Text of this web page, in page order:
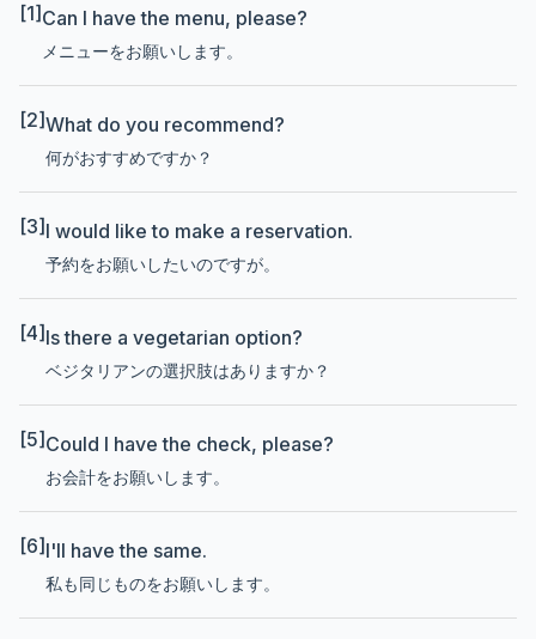
[1] Can I have the menu, please?
メニューをお願いします。
[2]What do you recommend?
何がおすすめですか？
[3] I would like to make a reservation.
予約をお願いしたいのですが。
[4] Is there a vegetarian option?
ベジタリアンの選択肢はありますか？
[5] Could I have the check, please?
お会計をお願いします。
[6] I'll have the same.
私も同じものをお願いします。